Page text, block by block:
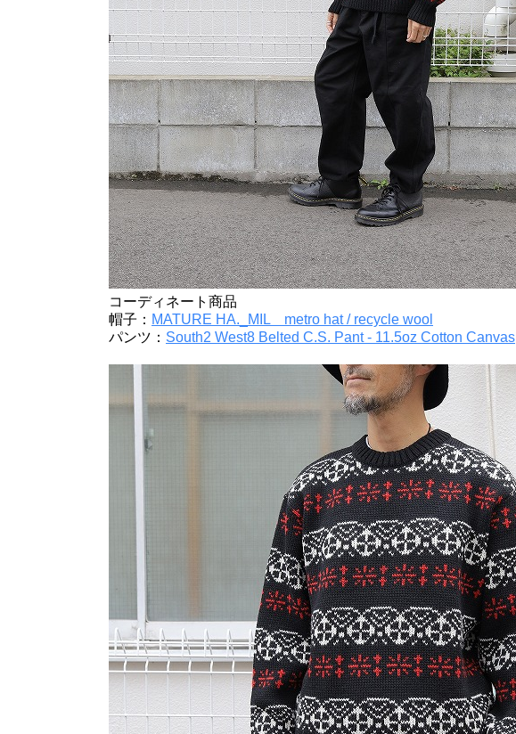
コーディネート商品
帽子： MATURE HA._MIL metro hat / recycle wool
パンツ： South2 West8 Belted C.S. Pant - 11.5oz Cotton Canvas